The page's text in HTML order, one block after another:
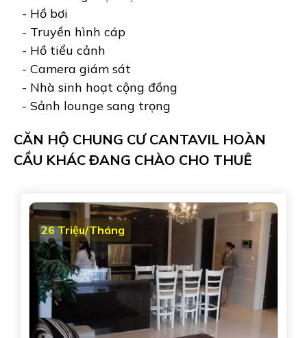
- Hồ bơi
- Truyền hình cáp
- Hồ tiểu cảnh
- Camera giám sát
- Nhà sinh hoạt cộng đồng
- Sảnh lounge sang trọng
CĂN HỘ CHUNG CƯ CANTAVIL HOÀN
CẦU KHÁC ĐANG CHÀO CHO THUÊ
26 Triệu/Tháng